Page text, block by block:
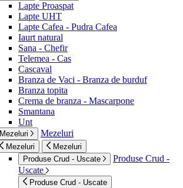
Lapte Proaspat
Lapte UHT
Lapte Cafea - Pudra Cafea
Iaurt natural
Sana - Chefir
Telemea - Cas
Cascaval
Branza de Vaci - Branza de burduf
Branza topita
Crema de branza - Mascarpone
Smantana
Unt
Mezeluri Mezeluri
Mezeluri
Mezeluri
Produse Crud - Uscate
Produse Crud -
Uscate
Produse Crud - Uscate